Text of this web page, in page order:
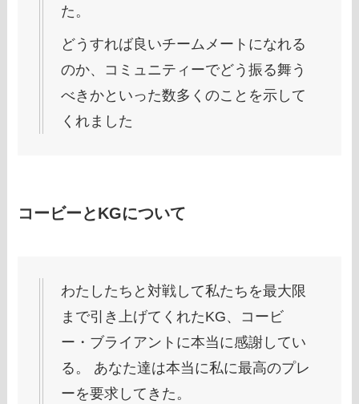
た。
どうすれば良いチームメートになれる
のか、コミュニティーでどう振る舞う
べきかといった数多くのことを示して
くれました
コービーとKGについて
わたしたちと対戦して私たちを最大限
まで引き上げてくれたKG、コービ
ー・ブライアントに本当に感謝してい
る。 あなた達は本当に私に最高のプレ
ーを要求してきた。